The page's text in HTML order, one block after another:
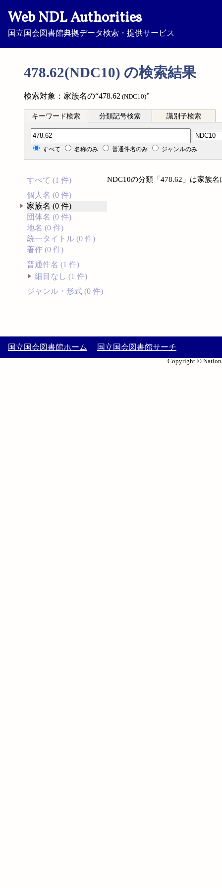
Web NDL Authorities
国立国会図書館典拠データ検索・提供サービス
478.62(NDC10) の検索結果
検索対象：家族名の“478.62 (NDC10)”
キーワード検索 分類記号検索 識別子検索
分類記号検索
すべて 名称のみ 普通件名のみ ジャンルのみ
すべて (1 件)
個人名 (0 件)
家族名 (0 件)
団体名 (0 件)
地名 (0 件)
統一タイトル (0 件)
著作 (0 件)
普通件名 (1 件)
細目なし (1 件)
ジャンル・形式 (0 件)
NDC10の分類「478.62」は家族
国立国会図書館ホーム 国立国会図書館サーチ
Copyright ©